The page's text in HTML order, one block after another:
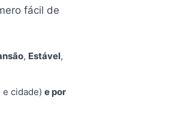
fácil de
, Estável,
cidade) e por